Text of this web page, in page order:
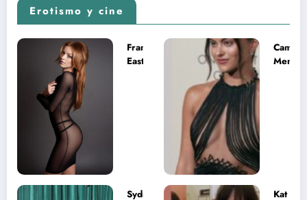
Erotismo y cine
Francesca
Eastwood y
Camila
Mendes
Sydney
Kat